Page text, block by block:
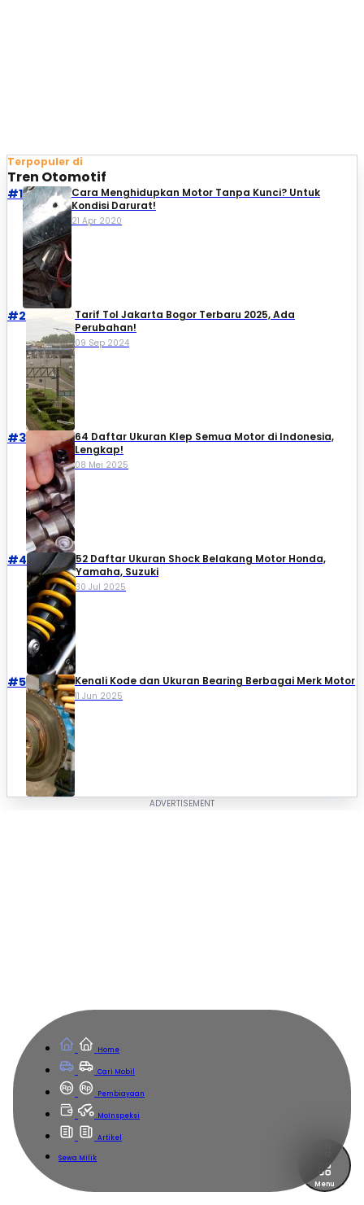
Home
Cari Mobil
Pembiayaan
MoInspeksi
Artikel
Sewa Milik
Terpopuler di
Tren Otomotif
#1
Cara Menghidupkan Motor Tanpa Kunci? Untuk
Kondisi Darurat!
21 Apr 2020
#2
Tarif Tol Jakarta Bogor Terbaru 2025, Ada
Perubahan!
09 Sep 2024
#3
64 Daftar Ukuran Klep Semua Motor di Indonesia,
Lengkap!
08 Mei 2025
#4
52 Daftar Ukuran Shock Belakang Motor Honda,
Yamaha, Suzuki​
30 Jul 2025
#5 Kenali Kode dan Ukuran Bearing Berbagai Merk Motor
11 Jun 2025